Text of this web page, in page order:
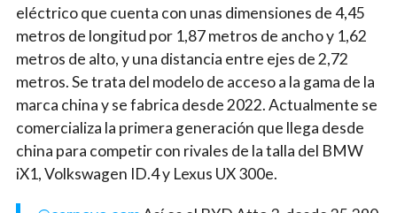
eléctrico que cuenta con unas dimensiones de 4,45
metros de longitud por 1,87 metros de ancho y 1,62
metros de alto, y una distancia entre ejes de 2,72
metros. Se trata del modelo de acceso a la gama de la
marca china y se fabrica desde 2022. Actualmente se
comercializa la primera generación que llega desde
china para competir con rivales de la talla del BMW
iX1, Volkswagen ID.4 y Lexus UX 300e.